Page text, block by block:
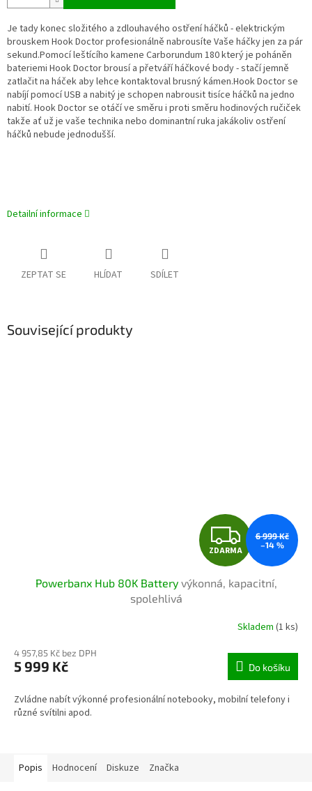
Je tady konec složitého a zdlouhavého ostření háčků - elektrickým
brouskem Hook Doctor profesionálně nabrousíte Vaše háčky jen za pár
sekund.Pomocí leštícího kamene Carborundum 180 který je poháněn
bateriemi Hook Doctor brousí a přetváří háčkové body - stačí jemně
zatlačit na háček aby lehce kontaktoval brusný kámen.Hook Doctor se
nabíjí pomocí USB a nabitý je schopen nabrousit tisíce háčků na jedno
nabití. Hook Doctor se otáčí ve směru i proti směru hodinových ručiček
takže ať už je vaše technika nebo dominantní ruka jakákoliv ostření
háčků nebude jednodušší.
Detailní informace
ZEPTAT SE HLÍDAT SDÍLET
Související produkty
Z
D
A
R
M
A
ZDARMA
6 999 Kč
–14 %
Powerbanx Hub 80K Battery výkonná, kapacitní,
spolehlivá
Skladem (1 ks)
4 957,85 Kč bez DPH
5 999 Kč Do košíku
Zvládne nabít výkonné profesionální notebooky, mobilní telefony i
různé svítilni apod.
Popis Hodnocení Diskuze Značka